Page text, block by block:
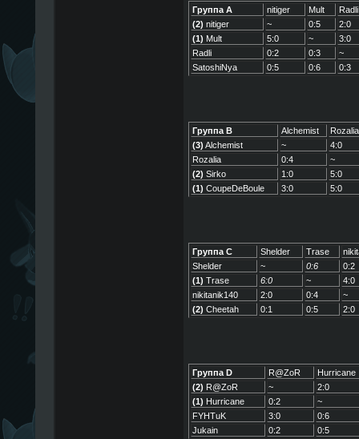
Группа A nitiger Mult
Radli
(2) nitiger ~ 0:5
2:0
(1) Mult 5:0 ~
3:0
Radli
0:2 0:3
~
SatoshiNya
0:5 0:6 0:3
Группа B Alchemist
Rozalia
(3) Alchemist ~
4:0
Rozalia
0:4
~
(2) Sirko 1:0
5:0
(1) CoupeDeBoule 3:0 5:0
Группа C Shelder Trase
Shelder
~ 0:6
0:2
(1) Trase 6:0 ~
4:0
nikitanik140
2:0 0:4
~
(2) Cheetah 0:1 0:5 2:0
Группа D R@ZoR
Hurricane
(2) R@ZoR ~
2:0
(1) Hurricane 0:2
~
FYHTuK
3:0
0:6
Jukain
0:2 0:5